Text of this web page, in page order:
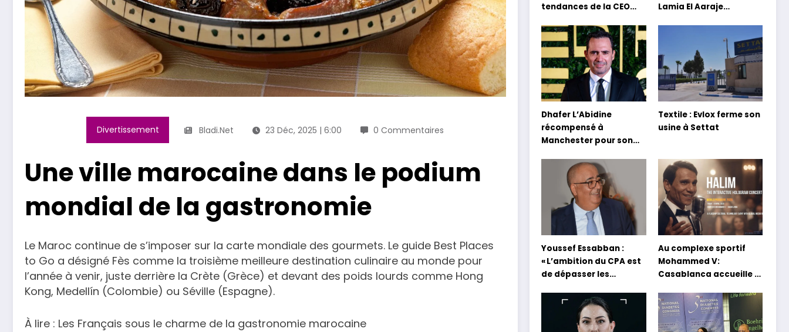
Divertissement Bladi.net 23 Déc, 2025 | 6:00 0 Commentaires
Une ville marocaine dans le podium
mondial de la gastronomie
Le Maroc continue de s’imposer sur la carte mondiale des gourmets. Le guide Best Places
to Go a désigné Fès comme la troisième meilleure destination culinaire au monde pour
l’année à venir, juste derrière la Crète (Grèce) et devant des poids lourds comme Hong
Kong, Medellín (Colombie) ou Séville (Espagne).
À lire : Les Français sous le charme de la gastronomie marocaine
tendances de la CEO
Lamia El Aaraje
Dhafer L’Abidine
récompensé à
Manchester pour son
Textile : Evlox ferme son
usine à Settat
Youssef Essabban :
« L’ambition du CPA est
de dépasser les
et académiques de
formation en
s’appuyant sur le
Au complexe sportif
Mohammed V:
Casablanca accueille la
concert holographique
d’Abdel Halim Hafez